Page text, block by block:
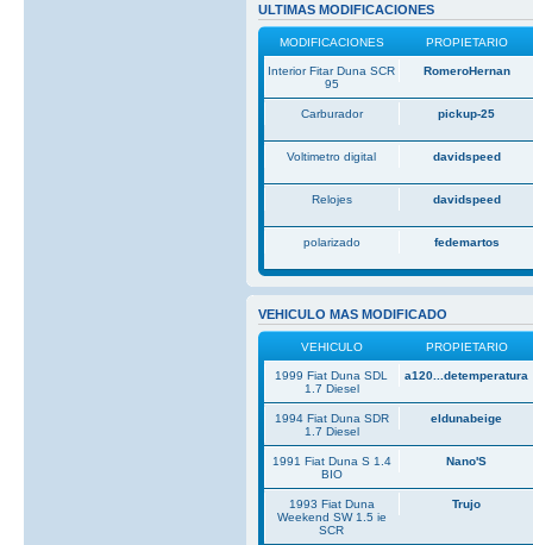
ULTIMAS MODIFICACIONES
MODIFICACIONES PROPIETARIO
Interior Fitar Duna SCR
95
RomeroHernan
Carburador pickup-25
Voltimetro digital davidspeed
Relojes davidspeed
polarizado fedemartos
VEHICULO MAS MODIFICADO
VEHICULO PROPIETARIO
1999 Fiat Duna SDL
1.7 Diesel
a120...detemperatura
1994 Fiat Duna SDR
1.7 Diesel
eldunabeige
1991 Fiat Duna S 1.4
BIO
Nano'S
1993 Fiat Duna
Weekend SW 1.5 ie
SCR
Trujo